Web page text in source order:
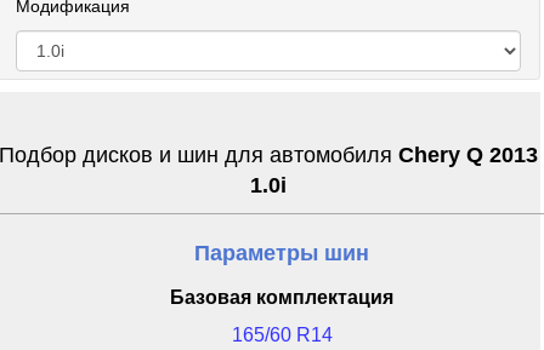
Модификация
Подбор дисков и шин для автомобиля Chery Q 2013
1.0i
Параметры шин
Базовая комплектация
165/60 R14